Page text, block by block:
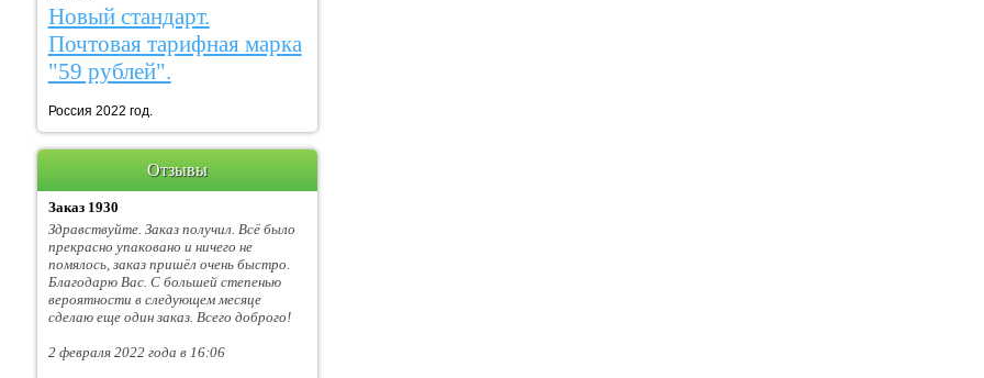
Новый стандарт.
Почтовая тарифная марка
"59 рублей".
Россия 2022 год.
Отзывы
Заказ 1930
Здравствуйте. Заказ получил. Всё было
прекрасно упаковано и ничего не
помялось, заказ пришёл очень быстро.
Благодарю Вас. С большей степенью
вероятности в следующем месяце
сделаю еще один заказ. Всего доброго!
2 февраля 2022 года в 16:06